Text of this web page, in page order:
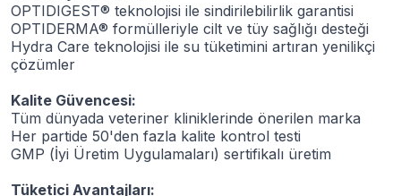
OPTIDIGEST® teknolojisi ile sindirilebilirlik garantisi
OPTIDERMA® formülleriyle cilt ve tüy sağlığı desteği
Hydra Care teknolojisi ile su tüketimini artıran yenilikçi
çözümler
Kalite Güvencesi:
Tüm dünyada veteriner kliniklerinde önerilen marka
Her partide 50'den fazla kalite kontrol testi
GMP (İyi Üretim Uygulamaları) sertifikalı üretim
Tüketici Avantajları: